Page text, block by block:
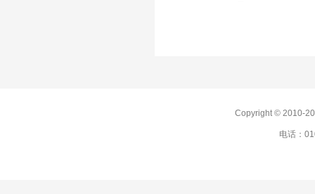
Copyright © 2010-
电话：